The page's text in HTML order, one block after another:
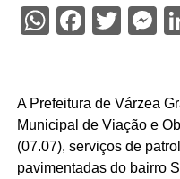
WhatsApp
A Prefeitura de Várzea
Municipal de Viação e
(07.07), serviços de
pavimentadas do bairro